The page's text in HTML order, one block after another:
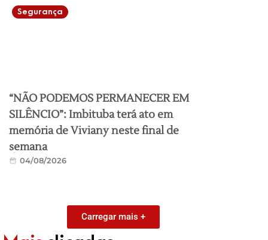
Segurança
“NÃO PODEMOS PERMANECER EM
SILÊNCIO”: Imbituba terá ato em
memória de Viviany neste final de
semana
04/08/2026
Carregar mais +